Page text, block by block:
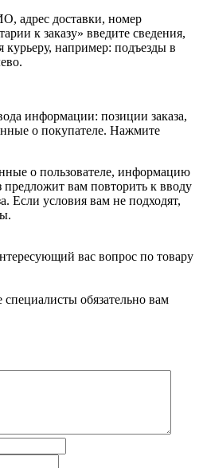
адрес доставки, номер
к заказу» введите сведения,
курьеру, например: подъезды в
информации: позиции заказа,
о покупателе. Нажмите
о пользователе, информацию
предложит вам повторить к вводу
Если условия вам не подходят,
вас вопрос по товару
обязательно вам